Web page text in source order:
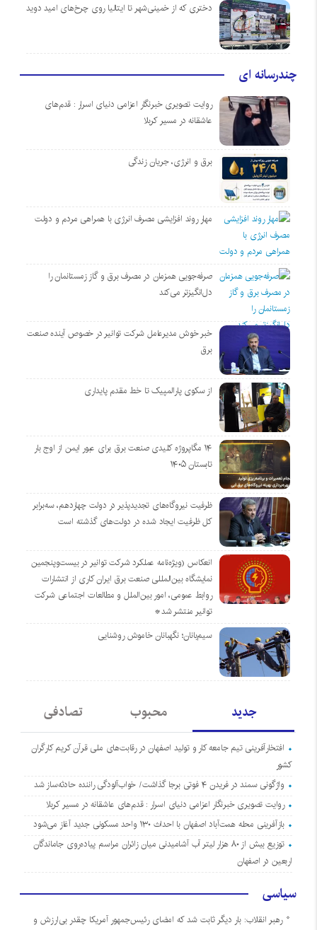
دختری که از خمینی‌شهر تا ایتالیا روی چرخ‌های امید دوید
چندرسانه ای
روایت تصویری خبرنگار اعزامی دنیای اسرار : قدم‌های
عاشقانه در مسیر کربلا
برق و انرژی، جریان زندگی
مهار روند افزایشی مصرف انرژی با همراهی مردم و دولت
صرفه‌جویی همزمان در مصرف برق و گاز زمستانمان را
دل‌انگیزتر می‌کند
خبر خوش مدیرعامل شرکت توانیر در خصوص آینده صنعت
برق
از سکوی پارالمپیک تا خط مقدم پایداری
۱۴ مگاپروژه‌ کلیدی صنعت برق برای عبور ایمن از اوج بار
تابستان ۱۴۰۵
ظرفیت نیروگاه‌های تجدیدپذیر در دولت چهاردهم، سه‌برابر
کل ظرفیت ایجاد شده در دولت‌های گذشته است
انعکاس (ویژه‌نامه عملکرد شرکت توانیر در بیست‌وپنجمین
نمایشگاه بین‌المللی صنعت برق ایران کاری از انتشارات
روابط عمومی، امور بین‌الملل و مطالعات اجتماعی شرکت
توانیر منتشر شد*
سیم‌بانان؛ نگهبانان خاموش روشنایی
جدید محبوب تصادفی
افتخارآفرینی تیم جامعه کار و تولید اصفهان در رقابت‌های ملی قرآن کریم کارگران
کشور
واژگونی سمند در فریدن ۴ فوتی برجا گذاشت/ خواب‌آلودگی راننده حادثه‌ساز شد
روایت تصویری خبرنگار اعزامی دنیای اسرار : قدم‌های عاشقانه در مسیر کربلا
بازآفرینی محله همت‌آباد اصفهان با احداث ۱۳۰ واحد مسکونی جدید آغاز می‌شود
توزیع بیش از ۸۰ هزار لیتر آب آشامیدنی میان زائران مراسم پیاده‌روی جاماندگان
اربعین در اصفهان
سیاسی
رهبر انقلاب: بار دیگر ثابت شد که امضای رئیس‌جمهور آمریکا چقدر بی‌ارزش و